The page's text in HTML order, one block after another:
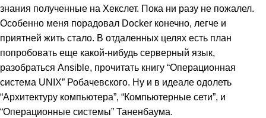
знания полученные на Хекслет. Пока ни разу не пожалел.
Особенно меня порадовал Docker конечно, легче и
приятней жить стало. В отдаленных целях есть план
попробовать еще какой-нибудь серверный язык,
разобраться Ansible, прочитать книгу “Операционная
система UNIX” Робачевского. Ну и в идеале одолеть
“Архитектуру компьютера”, “Компьютерные сети”, и
“Операционные системы” Таненбаума.